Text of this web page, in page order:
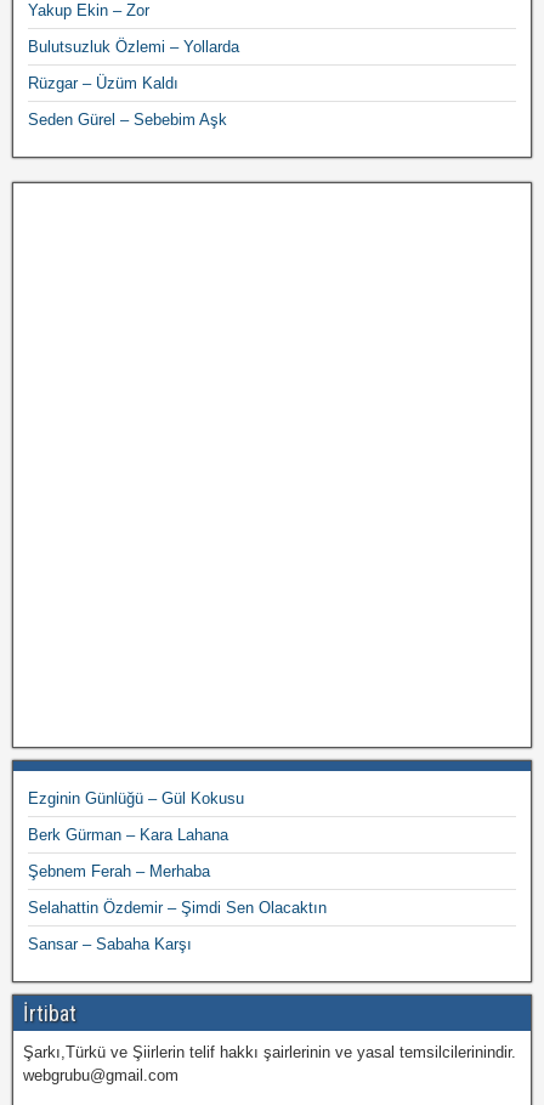
Yakup Ekin – Zor
Bulutsuzluk Özlemi – Yollarda
Rüzgar – Üzüm Kaldı
Seden Gürel – Sebebim Aşk
Ezginin Günlüğü – Gül Kokusu
Berk Gürman – Kara Lahana
Şebnem Ferah – Merhaba
Selahattin Özdemir – Şimdi Sen Olacaktın
Sansar – Sabaha Karşı
İrtibat
Şarkı,Türkü ve Şiirlerin telif hakkı şairlerinin ve yasal temsilcilerinindir.
webgrubu@gmail.com